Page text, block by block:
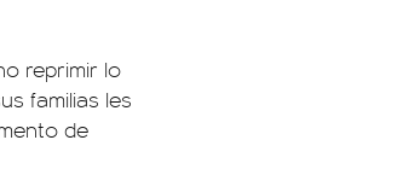
reprimir lo
familias les
de